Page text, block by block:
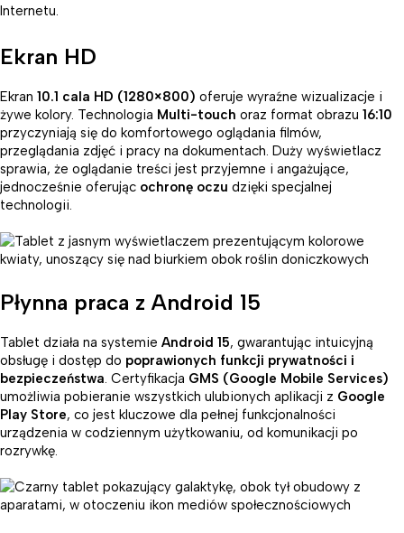
Internetu.
Ekran HD
Ekran 10.1 cala HD (1280×800) oferuje wyraźne wizualizacje i
żywe kolory. Technologia Multi-touch oraz format obrazu 16:10
przyczyniają się do komfortowego oglądania filmów,
przeglądania zdjęć i pracy na dokumentach. Duży wyświetlacz
sprawia, że oglądanie treści jest przyjemne i angażujące,
jednocześnie oferując ochronę oczu dzięki specjalnej
technologii.
Płynna praca z Android 15
Tablet działa na systemie Android 15, gwarantując intuicyjną
obsługę i dostęp do poprawionych funkcji prywatności i
bezpieczeństwa. Certyfikacja GMS (Google Mobile Services)
umożliwia pobieranie wszystkich ulubionych aplikacji z Google
Play Store, co jest kluczowe dla pełnej funkcjonalności
urządzenia w codziennym użytkowaniu, od komunikacji po
rozrywkę.